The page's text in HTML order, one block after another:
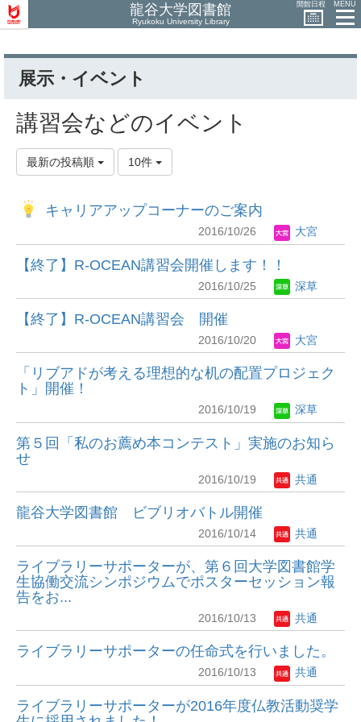
龍谷大学図書館
Ryukoku University Library
開館日程 MENU
展示・イベント
講習会などのイベント
最新の投稿順 10件
キャリアアップコーナーのご案内
2016/10/26 大宮
【終了】R-OCEAN講習会開催します！！
2016/10/25 深草
【終了】R-OCEAN講習会 開催
2016/10/20 大宮
「リブアドが考える理想的な机の配置プロジェク
ト」開催！
2016/10/19 深草
第５回「私のお薦め本コンテスト」実施のお知ら
せ
2016/10/19 共通
龍谷大学図書館 ビブリオバトル開催
2016/10/14 共通
ライブラリーサポーターが、第６回大学図書館学
生協働交流シンポジウムでポスターセッション報
告をお...
2016/10/13 共通
ライブラリーサポーターの任命式を行いました。
2016/10/13 共通
ライブラリーサポーターが2016年度仏教活動奨学